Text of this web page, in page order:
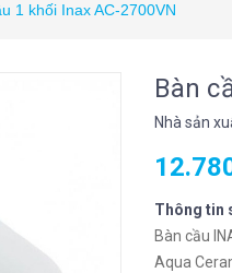
1 khối Inax AC-2700VN
Bàn
Nhà sản
Thông tin
Bàn cầu
Aqua